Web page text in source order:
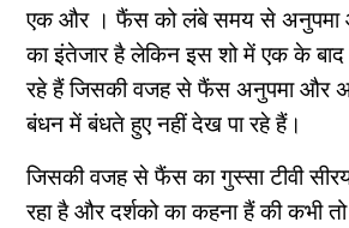
एक और । फैंस को लंबे समय से अनुपमा
का इंतेजार है लेकिन इस शो में एक के
रहे हैं जिसकी वजह से फैंस अनुपमा और
बंधन में बंधते हुए नहीं देख पा रहे हैं।
जिसकी वजह से फैंस का गुस्सा टीवी
रहा है और दर्शको का कहना हैं की कभी